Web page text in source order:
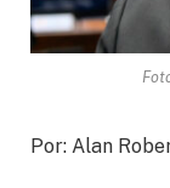
Por: Alan